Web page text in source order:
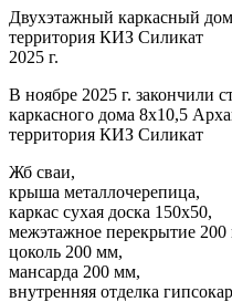
Двухэтажный каркасный
территория КИЗ Силикат
2025 г.
В ноябре 2025 г. закончили
каркасного дома 8х10,5
территория КИЗ Силикат
Жб сваи,
крыша металлочерепица,
каркас сухая доска 150х50,
межэтажное перекрытие
цоколь 200 мм,
мансарда 200 мм,
внутренняя отделка